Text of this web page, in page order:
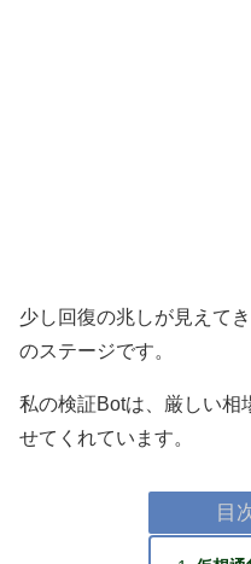
少し回復の兆しが見えて
のステージです。
私の検証Botは、厳しい相
せてくれています。
目